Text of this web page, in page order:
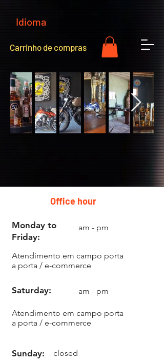
Idioma
Carrinho de compras
mj232@mj232.com.br
Office hour
Monday to
Friday:
am - pm
Atendimento em campo porta
a porta / e-commerce
Saturday: am - pm
Atendimento em campo porta
a porta / e-commerce
Sunday: closed